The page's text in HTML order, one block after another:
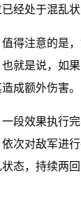
经处于混乱
值得注意的是
也就是说，如
成额外伤害。
一段效果执行
次对敌军进
态，持续两回